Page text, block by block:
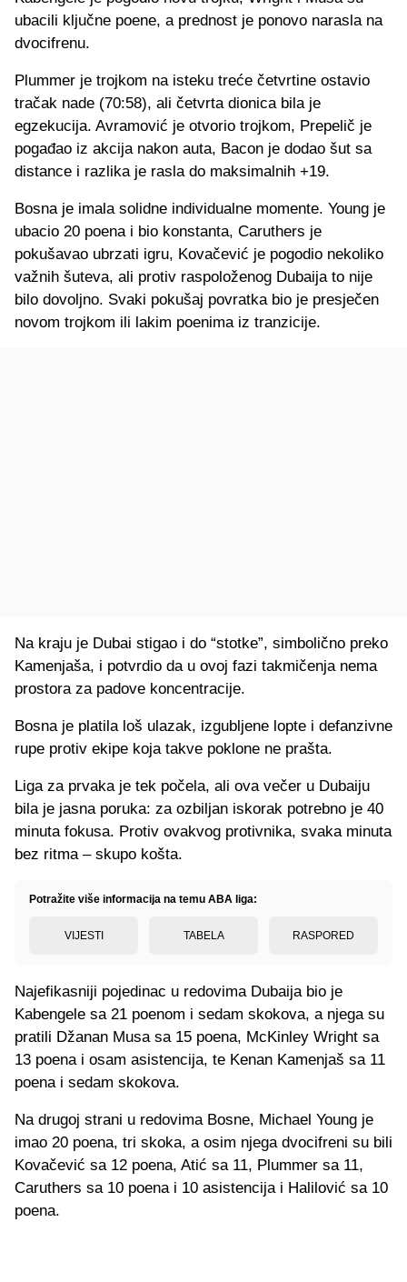
ubacili ključne poene, a prednost je ponovo narasla na
dvocifrenu.
Plummer je trojkom na isteku treće četvrtine ostavio
tračak nade (70:58), ali četvrta dionica bila je
egzekucija. Avramović je otvorio trojkom, Prepelič je
pogađao iz akcija nakon auta, Bacon je dodao šut sa
distance i razlika je rasla do maksimalnih +19.
Bosna je imala solidne individualne momente. Young je
ubacio 20 poena i bio konstanta, Caruthers je
pokušavao ubrzati igru, Kovačević je pogodio nekoliko
važnih šuteva, ali protiv raspoloženog Dubaija to nije
bilo dovoljno. Svaki pokušaj povratka bio je presječen
novom trojkom ili lakim poenima iz tranzicije.
Na kraju je Dubai stigao i do “stotke”, simbolično preko
Kamenjaša, i potvrdio da u ovoj fazi takmičenja nema
prostora za padove koncentracije.
Bosna je platila loš ulazak, izgubljene lopte i defanzivne
rupe protiv ekipe koja takve poklone ne prašta.
Liga za prvaka je tek počela, ali ova večer u Dubaiju
bila je jasna poruka: za ozbiljan iskorak potrebno je 40
minuta fokusa. Protiv ovakvog protivnika, svaka minuta
bez ritma – skupo košta.
Potražite više informacija na temu ABA liga:
VIJESTI TABELA RASPORED
Najefikasniji pojedinac u redovima Dubaija bio je
Kabengele sa 21 poenom i sedam skokova, a njega su
pratili Džanan Musa sa 15 poena, McKinley Wright sa
13 poena i osam asistencija, te Kenan Kamenjaš sa 11
poena i sedam skokova.
Na drugoj strani u redovima Bosne, Michael Young je
imao 20 poena, tri skoka, a osim njega dvocifreni su bili
Kovačević sa 12 poena, Atić sa 11, Plummer sa 11,
Caruthers sa 10 poena i 10 asistencija i Halilović sa 10
poena.